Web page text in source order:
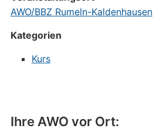
Ihre AWO vor Ort:
AWO/BBZ Rumeln-Kaldenhausen
Kategorien
Kurs